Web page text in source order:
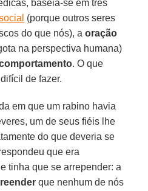
baseia-se em três
(porque outros seres
do que nós), aoração
na perspectiva humana)
. O que
de fazer.
em que um rabino havia
um de seus fiéis lhe
do que deveria se
que era
tinha que se arrepender: a
que nenhum de nós